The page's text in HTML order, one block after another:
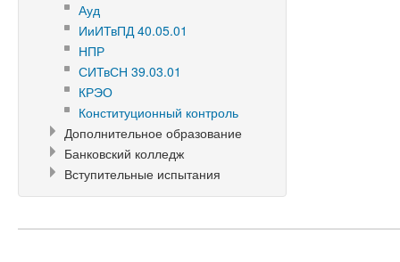
Ауд
ИиИТвПД 40.05.01
НПР
СИТвСН 39.03.01
КРЭО
Конституционный контроль
Дополнительное образование
Банковский колледж
Вступительные испытания